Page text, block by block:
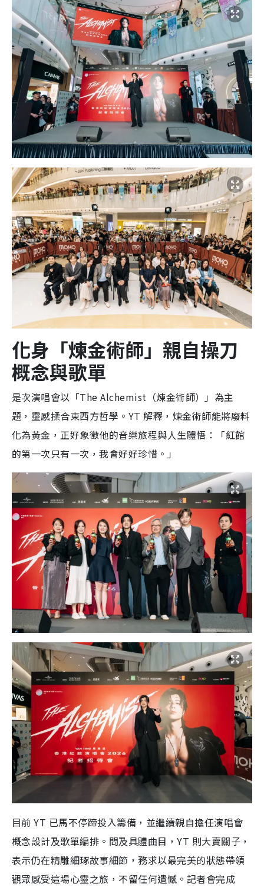
化身「煉金術師」親自操刀
概念與歌單
是次演唱會以「The Alchemist（煉金術師）」為主
題，靈感揉合東西方哲學。YT 解釋，煉金術師能將廢料
化為黃金，正好象徵他的音樂旅程與人生體悟：「紅館
的第一次只有一次，我會好好珍惜。」
目前 YT 已馬不停蹄投入籌備，並繼續親自擔任演唱會
概念設計及歌單編排。問及具體曲目，YT 則大賣關子，
表示仍在精雕細琢故事細節，務求以最完美的狀態帶領
觀眾感受這場心靈之旅，不留任何遺憾。記者會完成